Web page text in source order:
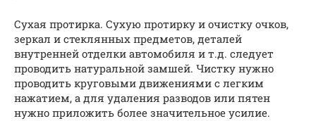
Сухая протирка. Сухую протирку и очистку очков,
зеркал и стеклянных предметов, деталей
внутренней отделки автомобиля и т.д. следует
проводить натуральной замшей. Чистку нужно
проводить круговыми движениями с легким
нажатием, а для удаления разводов или пятен
нужно приложить более значительное усилие.